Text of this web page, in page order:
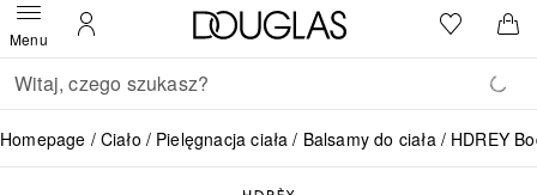
MenuOtwórz menuMoje konto
Strona główna Douglas
Do listyDo
Wracać
Wykonaj wyszukiwanie
Homepage Ciało Pielęgnacja ciała Balsamy do ciała HDREY